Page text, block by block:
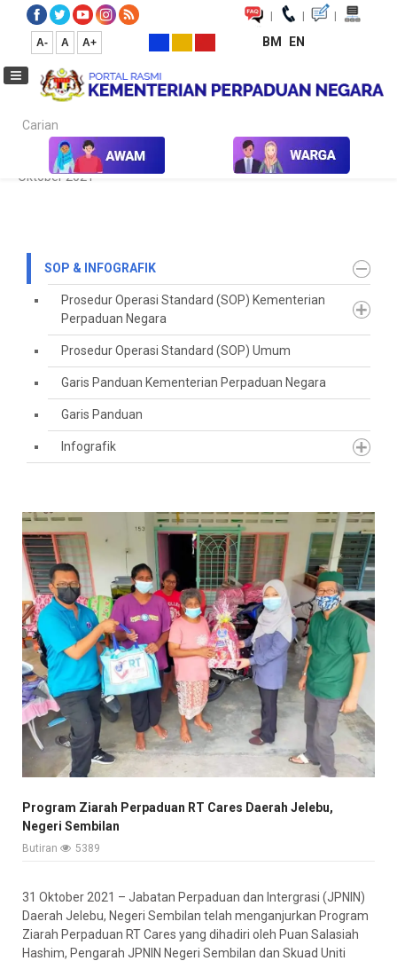
| | |
A- A A+ BM EN
Carian...
Laman Utama SOP & Infografik Koleksi Media
Galeri Foto
Oktober 2021
SOP & INFOGRAFIK
Prosedur Operasi Standard (SOP) Kementerian
Perpaduan Negara
Prosedur Operasi Standard (SOP) Umum
Garis Panduan Kementerian Perpaduan Negara
Garis Panduan
Infografik
Program Ziarah Perpaduan RT Cares Daerah Jelebu,
Negeri Sembilan
Butiran 5389
31 Oktober 2021 – Jabatan Perpaduan dan Intergrasi (JPNIN)
Daerah Jelebu, Negeri Sembilan telah menganjurkan Program
Ziarah Perpaduan RT Cares yang dihadiri oleh Puan Salasiah
Hashim, Pengarah JPNIN Negeri Sembilan dan Skuad Uniti